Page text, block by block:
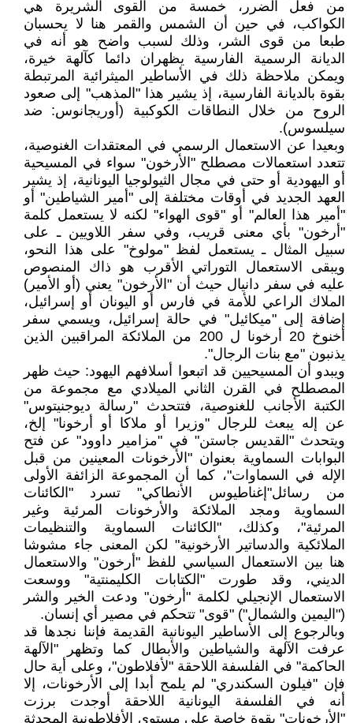
من فعل الضرر، خمسة من القوى الشريرة هي
الكواكب، في حين أن الشمس والقمر هنا لا يحسبان
طبعا من قوى الشر، وذلك لسبب واضح هو أنه في
الديانة الرسمية الفارسية يظهران دائما كآلهة خيرة،
ويمكن ملاحظة ذلك في الأساطير الميثرائية المرتبطة
بقوة بالديانة الفارسية، إذ يشير هذا "المذهب" إلى صعود
الروح من خلال النطاقات الكوكبية (أوريجانوس: ضد
سيلسوس).
وبعيدا عن الاستعمال الرسمي في المعتقدات الغنوصية،
تتعدد استعمالات مصطلح "الأرخون" سواء في المسيحية
أو اليهودية أو حتى في مجال الثيولوجيا اليونانية، إذ يشير
العهد الجديد في أوقات مختلفة إلى "أمير الشياطين" أو
"أمير هذا العالم" أو "قوى الهواء" لكنه لا يستعمل كلمة
"أرخون" بأي معنى قريب، وفي سفر اللاويين ـ على
سبيل المثال ـ يستعمل لفظ "مولوخ" على هذا النحو،
ويبقى الاستعمال التوراتي الأقرب هو ذاك المنصوص
عليه في سفر دانيال حيث أن "الأرخون" يعني (أو الأمير)
الملاك الراعي للأمة في فارس أو اليونان أو إسرائيل،
إضافة إلى "ميكائيل" في حالة إسرائيل، ويسمي سفر
أخنوخ 20 أرخونا ل 200 من الملائكة المراقبين الذين
يذنبون "مع بنات الرجال".
ويبدو أن المسيحيين قد اتبعوا أسلافهم اليهود: حيث ظهر
المصطلح في القرن الثاني الميلادي مع مجموعة من
الكتبة الأجانب للغنوصية، فتتحدث "رسالة ديوجنيتوس"
عن إله يبعث للرجال "وزيرا أو ملاكا أو أرخونا" إلخ،
ويتحدث "القديس جاستن" في "مزامير داوود" عن فتح
البوابات السماوية بعنوان "الأرخونات المعينين من قبل
الإله في السماوات"، كما أن المجموعة الزائفة الأولى
من رسائل"إغناطيوس الأنطاكي" تسرد "الكائنات
السماوية ومجد الملائكة والأرخونات المرئية وغير
المرئية"، وكذلك، "الكائنات السماوية والتنظيمات
الملائكية والدساتير الأرخونية" لكن المعنى جاء مشوشا
هنا بين الاستعمال السياسي للفظ "أرخون" والاستعمال
الديني، وقد طورت "الكتابات الكليمنتية" ووسعت
الاستعمال الإنجيلي لكلمة "أرخون" ودعت الخير والشر
("اليمين والشمال") "قوى" تتحكم في مصير أي إنسان.
وبالرجوع إلى الأساطير اليونانية القديمة فإننا نجدها قد
عرفت الآلهة والشياطين والأبطال كما وتظهر "الآلهة
الحاكمة" في الفلسفة اللاحقة "لأفلاطون"، وعلى أية حال
فإن "فيلون السكندري" لم يلمح أبدا إلى الأرخونات، إلا
أنه في الفلسفة اليونانية اللاحقة أوجدت برزت
"الأرخونات" بقوة خاصة على مستوى الأفلاطونية المحدثة